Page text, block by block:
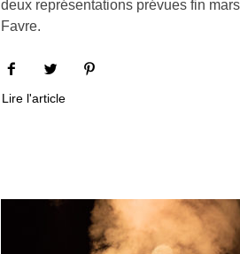
deux représentations prévues fin
Favre.
Lire l'article